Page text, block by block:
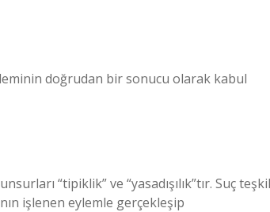
doğrudan bir sonucu olarak kabul
“tipiklik” ve “yasadışılık”tır. Suç teşkil
işlenen eylemle gerçekleşip